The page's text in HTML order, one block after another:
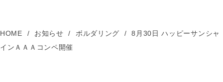
HOME お知らせ ボルダリング
8月30日 ハッピーサンシャ
インＡＡＡコンペ開催